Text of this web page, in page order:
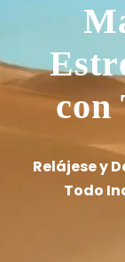
con
Relájese y
Todo